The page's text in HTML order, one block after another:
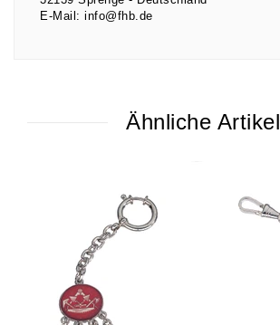
E-Mail: info@fhb.de
Ähnliche Artikel